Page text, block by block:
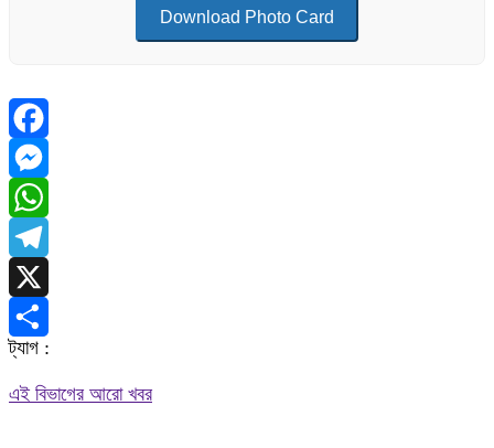
Download Photo Card
Facebook
Messenger
WhatsApp
Telegram
X
Share
ট্যাগ :
এই বিভাগের আরো খবর